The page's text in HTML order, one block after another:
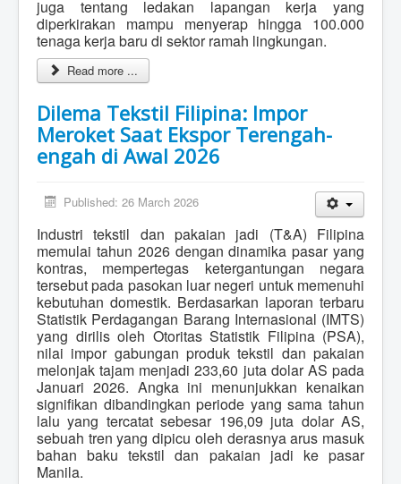
juga tentang ledakan lapangan kerja yang
diperkirakan mampu menyerap hingga 100.000
tenaga kerja baru di sektor ramah lingkungan.
Read more ...
Dilema Tekstil Filipina: Impor
Meroket Saat Ekspor Terengah-
engah di Awal 2026
Published: 26 March 2026
Industri tekstil dan pakaian jadi (T&A) Filipina
memulai tahun 2026 dengan dinamika pasar yang
kontras, mempertegas ketergantungan negara
tersebut pada pasokan luar negeri untuk memenuhi
kebutuhan domestik. Berdasarkan laporan terbaru
Statistik Perdagangan Barang Internasional (IMTS)
yang dirilis oleh Otoritas Statistik Filipina (PSA),
nilai impor gabungan produk tekstil dan pakaian
melonjak tajam menjadi 233,60 juta dolar AS pada
Januari 2026. Angka ini menunjukkan kenaikan
signifikan dibandingkan periode yang sama tahun
lalu yang tercatat sebesar 196,09 juta dolar AS,
sebuah tren yang dipicu oleh derasnya arus masuk
bahan baku tekstil dan pakaian jadi ke pasar
Manila.